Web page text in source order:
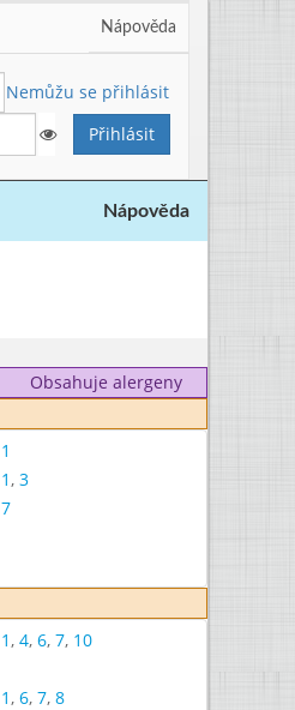
Nápověda
Nemůžu se přihlásit
Nápověda
Obsahuje alergeny
1
1, 3
7
1, 4, 6, 7, 10
1, 6, 7, 8